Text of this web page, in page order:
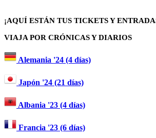
¡AQUÍ ESTÁN TUS TICKETS Y
VIAJA POR CRÓNICAS Y DIARIOS
Alemania '24 (4 días)
Japón '24 (21 días)
Albania '23 (4 días)
Francia '23 (6 días)